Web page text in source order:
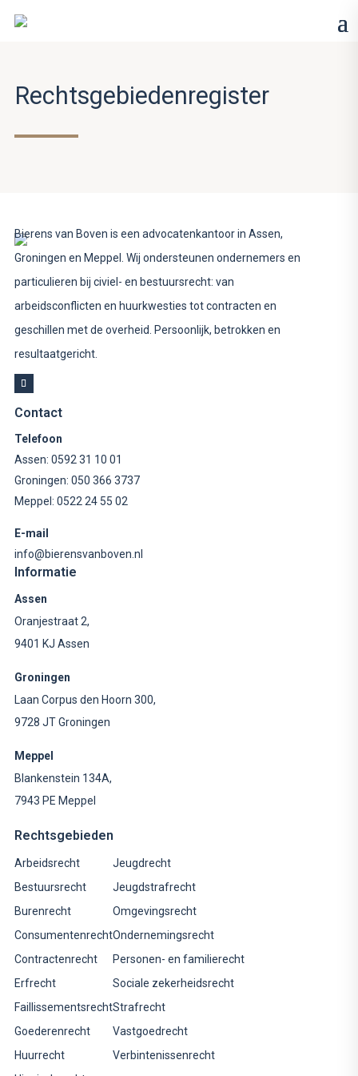
Rechtsgebiedenregister
Bierens van Boven is een advocatenkantoor in Assen,
Groningen en Meppel. Wij ondersteunen ondernemers en
particulieren bij civiel- en bestuursrecht: van
arbeidsconflicten en huurkwesties tot contracten en
geschillen met de overheid. Persoonlijk, betrokken en
resultaatgericht.
Contact
Telefoon
Assen: 0592 31 10 01
Groningen: 050 366 3737
Meppel: 0522 24 55 02
E-mail
info@bierensvanboven.nl
Informatie
Assen
Oranjestraat 2,
9401 KJ Assen
Groningen
Laan Corpus den Hoorn 300,
9728 JT Groningen
Meppel
Blankenstein 134A,
7943 PE Meppel
Rechtsgebieden
Arbeidsrecht
Bestuursrecht
Burenrecht
Consumentenrecht
Contractenrecht
Erfrecht
Faillissementsrecht
Goederenrecht
Huurrecht
Jeugdrecht
Jeugdstrafrecht
Omgevingsrecht
Ondernemingsrecht
Personen- en familierecht
Sociale zekerheidsrecht
Strafrecht
Vastgoedrecht
Verbintenissenrecht